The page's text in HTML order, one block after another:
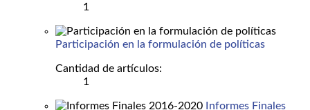
1
Participación en la formulación de políticas
Cantidad de artículos:
1
Informes Finales